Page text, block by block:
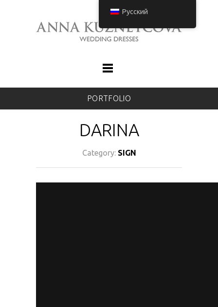
PORTFOLIO
DARINA
Category: SIGN
Русский